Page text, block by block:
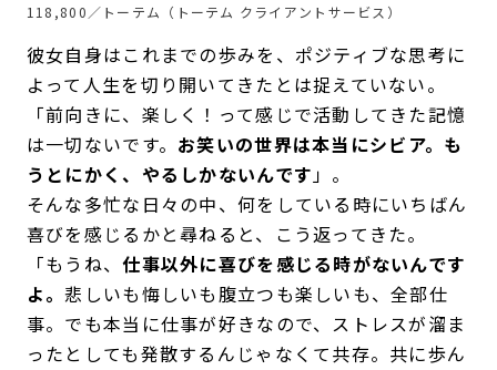
118,800／トーテム（トーテム クライアントサービス）
彼女自身はこれまでの歩みを、ポジティブな思考に
よって人生を切り開いてきたとは捉えていない。
「前向きに、楽しく！って感じで活動してきた記憶
は一切ないです。 お笑いの世界は本当にシビア。も
うとにかく、やるしかないんです 」。
そんな多忙な日々の中、何をしている時にいちばん
喜びを感じるかと尋ねると、こう返ってきた。
「もうね、仕事以外に喜びを感じる時がないんです
よ。悲しいも悔しいも腹立つも楽しいも、全部仕
事。でも本当に仕事が好きなので、ストレスが溜ま
ったとしても発散するんじゃなくて共存。共に歩ん